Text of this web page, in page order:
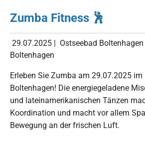
Zumba Fitness 🕺
29.07.2025 | Ostseebad Boltenhagen
Boltenhagen
Erleben Sie Zumba am 29.07.2025 im
Boltenhagen! Die energiegeladene
und lateinamerikanischen Tänzen
Koordination und macht vor allem
Bewegung an der frischen Luft.